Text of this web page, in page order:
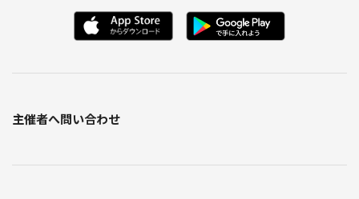
主催者へ問い合わせ